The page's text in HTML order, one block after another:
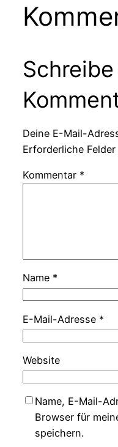
Deine E-Mail-
Erforderliche
Kommentar *
Name *
E-Mail-Adresse *
Website
Name, E-Mail-
Browser für
speichern.